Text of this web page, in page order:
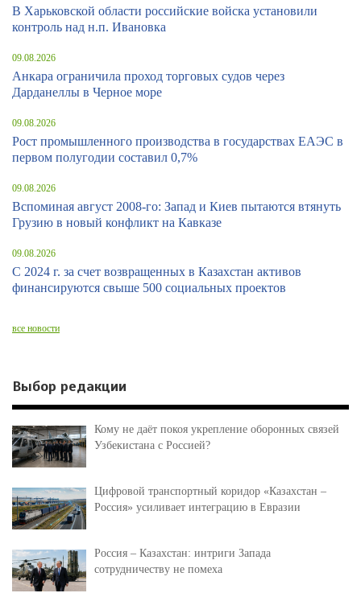
В Харьковской области российские войска установили
контроль над н.п. Ивановка
09.08.2026
Анкара ограничила проход торговых судов через
Дарданеллы в Черное море
09.08.2026
Рост промышленного производства в государствах ЕАЭС в
первом полугодии составил 0,7%
09.08.2026
Вспоминая август 2008-го: Запад и Киев пытаются втянуть
Грузию в новый конфликт на Кавказе
09.08.2026
С 2024 г. за счет возвращенных в Казахстан активов
финансируются свыше 500 социальных проектов
все новости
Выбор редакции
Кому не даёт покоя укрепление оборонных связей
Узбекистана с Россией?
Цифровой транспортный коридор «Казахстан –
Россия» усиливает интеграцию в Евразии
Россия – Казахстан: интриги Запада
сотрудничеству не помеха